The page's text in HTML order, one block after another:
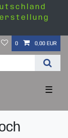
0 0,00 EUR
☰